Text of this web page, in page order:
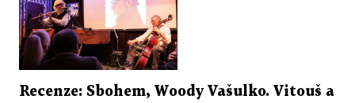
Recenze: Sbohem, Woody Vašulko. Vitouš a